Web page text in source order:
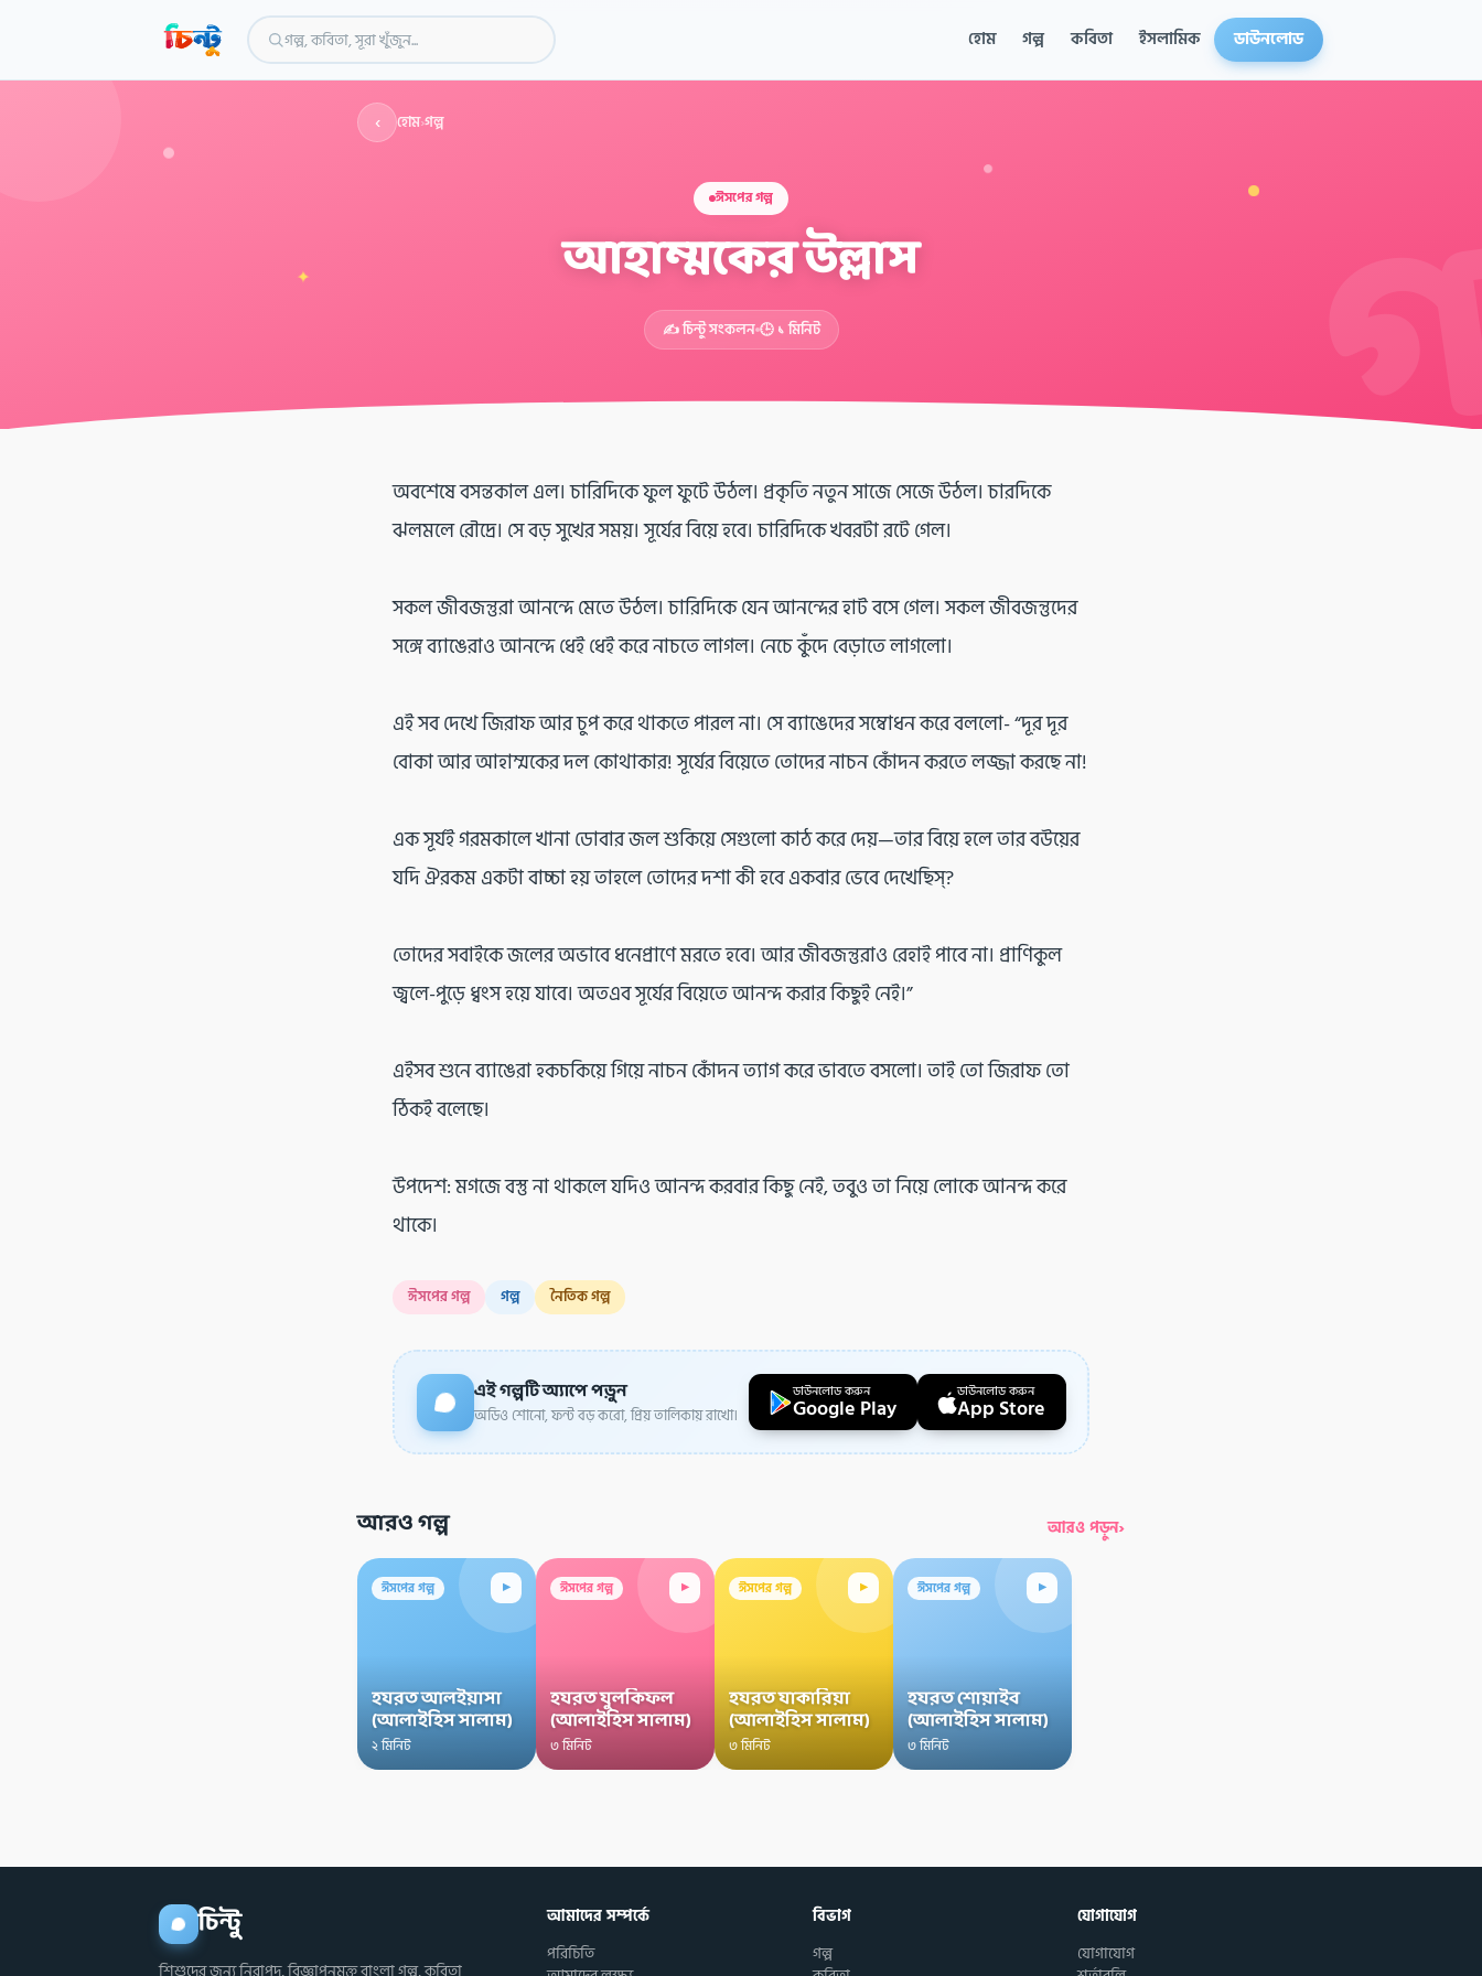
গল্প, কবিতা, সূরা খুঁজুন... হোম গল্প কবিতা ইসলামিক ডাউনলোড
✦
‹ হোম›গল্প
ঈসপের গল্প
আহাম্মকের উল্লাস
✍️ চিন্টু সংকলন 🕒 ১ মিনিট
অবশেষে বসন্তকাল এল। চারিদিকে ফুল ফুটে উঠল। প্রকৃতি নতুন সাজে সেজে উঠল। চারদিকে
ঝলমলে রৌদ্রে। সে বড় সুখের সময়। সূর্যের বিয়ে হবে। চারিদিকে খবরটা রটে গেল।
সকল জীবজন্তুরা আনন্দে মেতে উঠল। চারিদিকে যেন আনন্দের হাট বসে গেল। সকল জীবজন্তুদের
সঙ্গে ব্যাঙেরাও আনন্দে ধেই ধেই করে নাচতে লাগল। নেচে কুঁদে বেড়াতে লাগলো।
এই সব দেখে জিরাফ আর চুপ করে থাকতে পারল না। সে ব্যাঙেদের সম্বোধন করে বললো- “দূর দূর
বোকা আর আহাম্মকের দল কোথাকার! সূর্যের বিয়েতে তোদের নাচন কোঁদন করতে লজ্জা করছে না!
এক সূর্যই গরমকালে খানা ডোবার জল শুকিয়ে সেগুলো কাঠ করে দেয়—তার বিয়ে হলে তার বউয়ের
যদি ঐরকম একটা বাচ্চা হয় তাহলে তোদের দশা কী হবে একবার ভেবে দেখেছিস্?
তোদের সবাইকে জলের অভাবে ধনেপ্রাণে মরতে হবে। আর জীবজন্তুরাও রেহাই পাবে না। প্রাণিকুল
জ্বলে-পুড়ে ধ্বংস হয়ে যাবে। অতএব সূর্যের বিয়েতে আনন্দ করার কিছুই নেই।”
এইসব শুনে ব্যাঙেরা হকচকিয়ে গিয়ে নাচন কোঁদন ত্যাগ করে ভাবতে বসলো। তাই তো জিরাফ তো
ঠিকই বলেছে।
উপদেশ: মগজে বস্তু না থাকলে যদিও আনন্দ করবার কিছু নেই, তবুও তা নিয়ে লোকে আনন্দ করে
থাকে।
ঈসপের গল্প গল্প নৈতিক গল্প
এই গল্পটি অ্যাপে পড়ুন
অডিও শোনো, ফন্ট বড় করো, প্রিয় তালিকায় রাখো।
ডাউনলোড করুন
Google Play
ডাউনলোড করুন
App Store
আরও গল্প আরও পড়ুন›
ঈসপের গল্প ▸
হযরত আলইয়াসা
(আলাইহিস সালাম)
২ মিনিট
ঈসপের গল্প ▸
হযরত যুলকিফল
(আলাইহিস সালাম)
৩ মিনিট
ঈসপের গল্প ▸
হযরত যাকারিয়া
(আলাইহিস সালাম)
৩ মিনিট
ঈসপের গল্প ▸
হযরত শোয়াইব
(আলাইহিস সালাম)
৩ মিনিট
চিন্টু আমাদের সম্পর্কে
পরিচিতি
বিভাগ
গল্প
যোগাযোগ
যোগাযোগ